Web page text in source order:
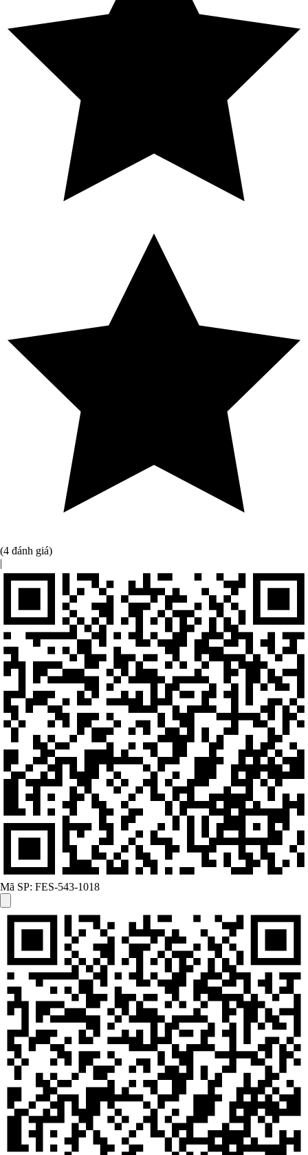
(4 đánh giá)
|
Mã SP: FES-543-1018